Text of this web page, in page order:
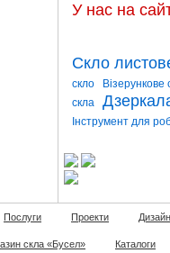
У нас на
Скло
скло
Візерункове
скла
Інструмент для
Послуги Проекти
скла «Бусел» Каталоги